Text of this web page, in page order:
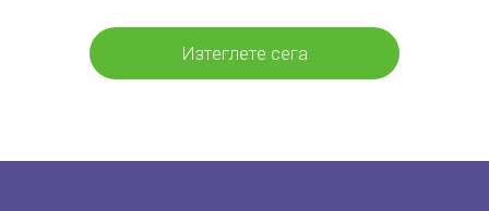
Изтеглете сега